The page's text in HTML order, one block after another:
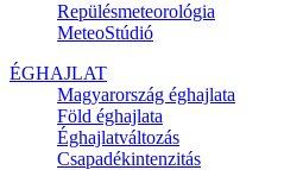
Repülésmeteorológia
MeteoStúdió
ÉGHAJLAT
Magyarország éghajlata
Föld éghajlata
Éghajlatváltozás
Csapadékintenzitás